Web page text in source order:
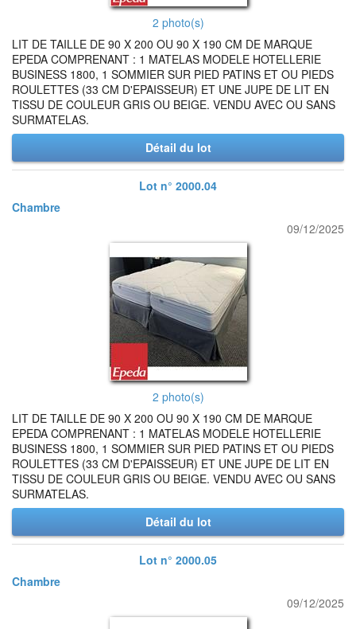
2 photo(s)
LIT DE TAILLE DE 90 X 200 OU 90 X 190 CM DE MARQUE
EPEDA COMPRENANT : 1 MATELAS MODELE HOTELLERIE
BUSINESS 1800, 1 SOMMIER SUR PIED PATINS ET OU PIEDS
ROULETTES (33 CM D'EPAISSEUR) ET UNE JUPE DE LIT EN
TISSU DE COULEUR GRIS OU BEIGE. VENDU AVEC OU SANS
SURMATELAS.
Détail du lot
Lot n° 2000.04
Chambre
09/12/2025
2 photo(s)
LIT DE TAILLE DE 90 X 200 OU 90 X 190 CM DE MARQUE
EPEDA COMPRENANT : 1 MATELAS MODELE HOTELLERIE
BUSINESS 1800, 1 SOMMIER SUR PIED PATINS ET OU PIEDS
ROULETTES (33 CM D'EPAISSEUR) ET UNE JUPE DE LIT EN
TISSU DE COULEUR GRIS OU BEIGE. VENDU AVEC OU SANS
SURMATELAS.
Détail du lot
Lot n° 2000.05
Chambre
09/12/2025